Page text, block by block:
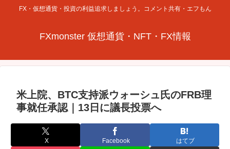
FX・仮想通貨・投資の利益追求しましょう。コメント共有・エフもん
FXmonster 仮想通貨・NFT・FX情報
米上院、BTC支持派ウォーシュ氏のFRB理
事就任承認｜13日に議長投票へ
X Facebook はてブ